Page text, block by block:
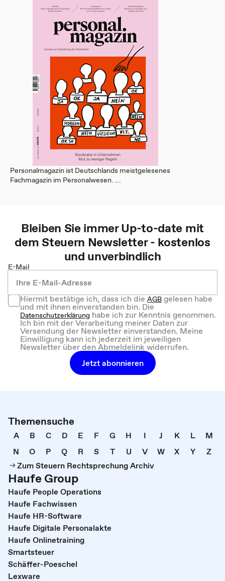
Personalmagazin ist Deutschlands meistgelesenes
Fachmagazin im Personalwesen. ...
Bleiben Sie immer Up-to-date mit
demSteuern Newsletter - kostenlos
und unverbindlich
E-Mail
Hiermit bestätige ich, dass ich dieAGBgelesen habe
und mit ihnen einverstanden bin. Die
Datenschutzerklärung habe ich zur Kenntnis genommen.
Ich bin mit der Verarbeitung meiner Daten zur
Versendung der Newsletter einverstanden. Meine
Einwilligung kann ich jederzeit im jeweiligen
Newsletter über den Abmeldelink widerrufen.
Jetzt abonnieren
Themensuche
A B C D E F G H I J K L
M
N
O P Q R S T U V W X Y
Z
Zum Steuern Rechtsprechung Archiv
Haufe Group
Haufe People Operations
Haufe Fachwissen
Haufe HR-Software
Haufe Digitale Personalakte
Haufe Onlinetraining
Smartsteuer
Schäffer-Poeschel
Lexware